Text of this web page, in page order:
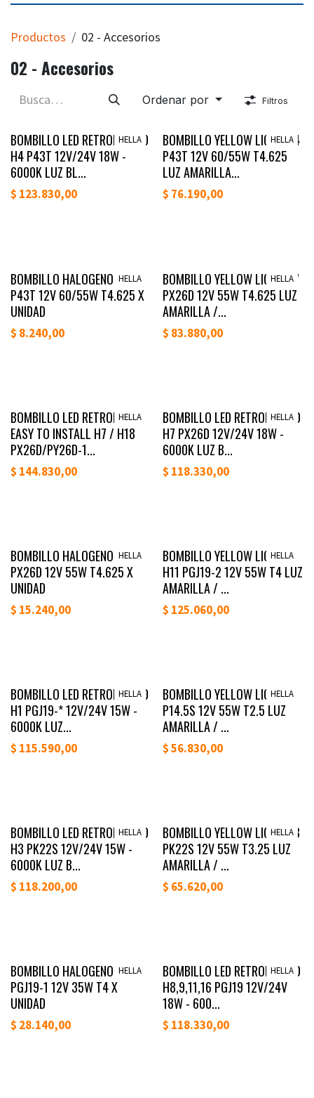
Productos 02 - Accesorios
02 - Accesorios
Ordenar por Filtros
Lanzamiento
BOMBILLO LED RETROFIT STD
H4 P43T 12V/24V 18W -
6000K LUZ BL...
$ 123.830,00
HELLA Lanzamiento
BOMBILLO YELLOW LIGHT H4
P43T 12V 60/55W T4.625
LUZ AMARILLA...
$ 76.190,00
HELLA
Lanzamiento
BOMBILLO HALOGENO H4
P43T 12V 60/55W T4.625 X
UNIDAD
$ 8.240,00
HELLA Lanzamiento
BOMBILLO YELLOW LIGHT H7
PX26D 12V 55W T4.625 LUZ
AMARILLA /...
$ 83.880,00
HELLA
Lanzamiento
BOMBILLO LED RETROFIT
EASY TO INSTALL H7 / H18
PX26D/PY26D-1...
$ 144.830,00
HELLA Lanzamiento
BOMBILLO LED RETROFIT STD
H7 PX26D 12V/24V 18W -
6000K LUZ B...
$ 118.330,00
HELLA
Lanzamiento
BOMBILLO HALOGENO H7
PX26D 12V 55W T4.625 X
UNIDAD
$ 15.240,00
HELLA Lanzamiento
BOMBILLO YELLOW LIGHT
H11 PGJ19-2 12V 55W T4 LUZ
AMARILLA / ...
$ 125.060,00
HELLA
Lanzamiento
BOMBILLO LED RETROFIT STD
H1 PGJ19-* 12V/24V 15W -
6000K LUZ...
$ 115.590,00
HELLA Lanzamiento
BOMBILLO YELLOW LIGHT H1
P14.5S 12V 55W T2.5 LUZ
AMARILLA / ...
$56.830,00
HELLA
Lanzamiento
BOMBILLO LED RETROFIT STD
H3 PK22S 12V/24V 15W -
6000K LUZ B...
$ 118.200,00
HELLA Lanzamiento
BOMBILLO YELLOW LIGHT H3
PK22S 12V 55W T3.25 LUZ
AMARILLA / ...
$ 65.620,00
HELLA
Lanzamiento
BOMBILLO HALOGENO H8
PGJ19-1 12V 35W T4 X
UNIDAD
$ 28.140,00
HELLA Lanzamiento
BOMBILLO LED RETROFIT STD
H8,9,11,16 PGJ19 12V/24V
18W - 600...
$ 118.330,00
HELLA